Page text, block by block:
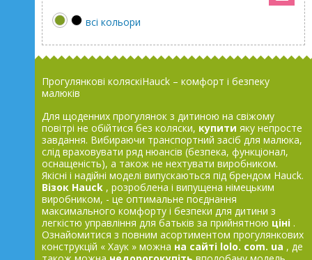
всі кольори
Прогулянкові коляскіHauck – комфорт і безпеку
малюків
Для щоденних прогулянок з дитиною на свіжому
повітрі не обійтися без коляски, купити яку непросте
завдання. Вибираючи транспортний засіб для малюка,
слід враховувати ряд нюансів (безпека, функціонал,
оснащеність), а також не нехтувати виробником.
Якісні і надійні моделі випускаються під брендом Hauck.
Візок Hauck , розроблена і випущена німецьким
виробником, - це оптимальне поєднання
максимального комфорту і безпеки для дитини з
легкістю управління для батьків за прийнятною ціні .
Ознайомитися з повним асортиментом прогулянкових
конструкцій « Хаук » можна на сайті lolo. com. ua , де